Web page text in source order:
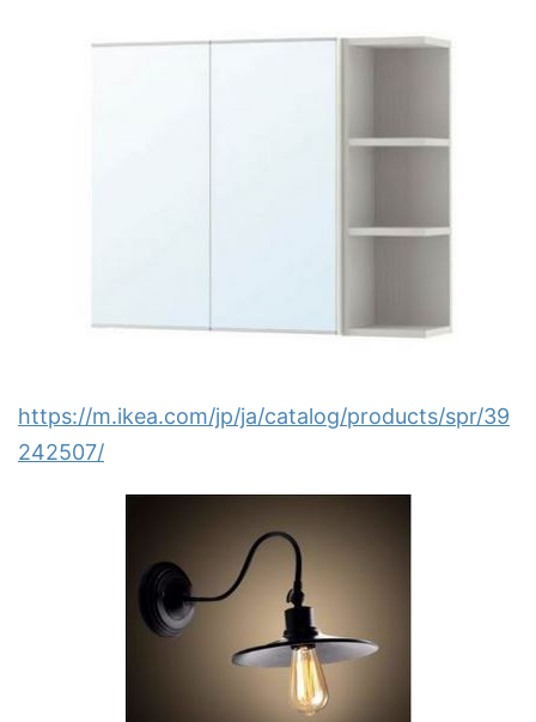
https://m.ikea.com/jp/ja/catalog/products/spr/39
242507/